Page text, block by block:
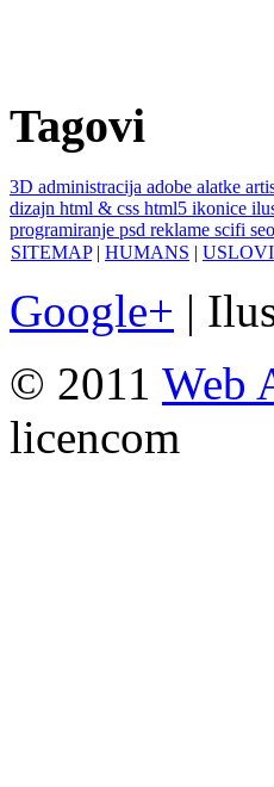
Tagovi
3D administracija adobe alatke
dizajn html & css html5 ikonice
programiranje psd reklame scifi seo
SITEMAP| HUMANS | USLOVI
Google+ |
© 2011 Web
licencom